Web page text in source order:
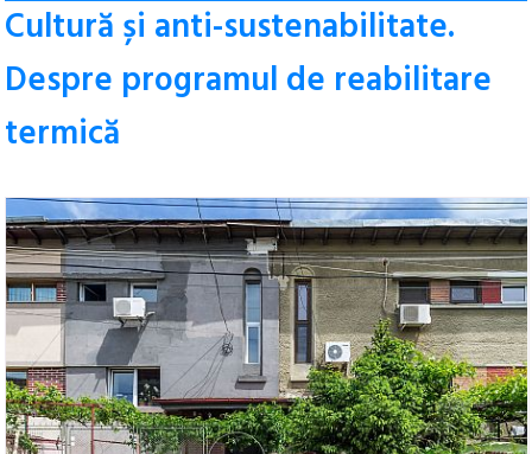
Cultură și anti-sustenabilitate.
Despre programul de reabilitare
termică